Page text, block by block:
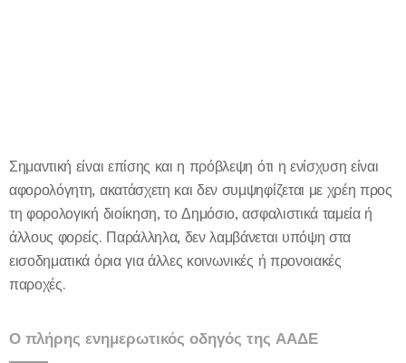
Σημαντική είναι επίσης και η πρόβλεψη ότι η ενίσχυση είναι
αφορολόγητη, ακατάσχετη και δεν συμψηφίζεται με χρέη προς
τη φορολογική διοίκηση, το Δημόσιο, ασφαλιστικά ταμεία ή
άλλους φορείς. Παράλληλα, δεν λαμβάνεται υπόψη στα
εισοδηματικά όρια για άλλες κοινωνικές ή προνοιακές
παροχές.
Ο πλήρης ενημερωτικός οδηγός της ΑΑΔΕ